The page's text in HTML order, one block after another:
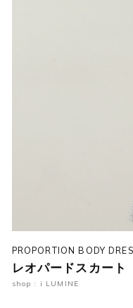
PROPORTION BODY
レオパードスカー
shop : i LUMINE